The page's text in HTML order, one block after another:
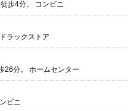
歩4分。 コンビニ
ラックストア
26分。 ホームセンター
ビニ